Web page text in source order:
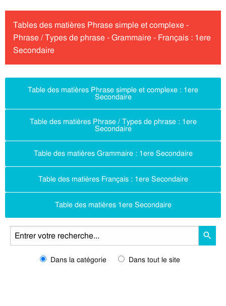
Tables des matières Phrase simple et complexe -
Phrase / Types de phrase - Grammaire - Français : 1ere
Secondaire
Table des matières Phrase simple et complexe : 1ere
Secondaire
Table des matières Phrase / Types de phrase : 1ere
Secondaire
Table des matières Grammaire : 1ere Secondaire
Table des matières Français : 1ere Secondaire
Table des matières 1ere Secondaire
Dans la catégorie Dans tout le site